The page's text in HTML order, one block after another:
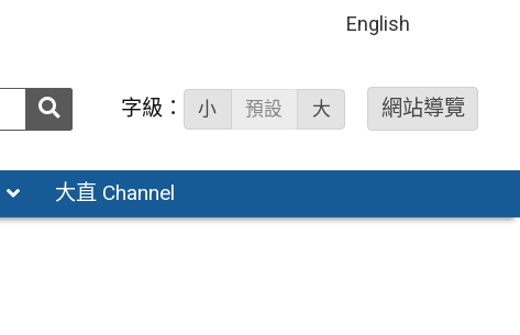
English
送出 字級： 小 預設 大 網站導覽
大直 Channel